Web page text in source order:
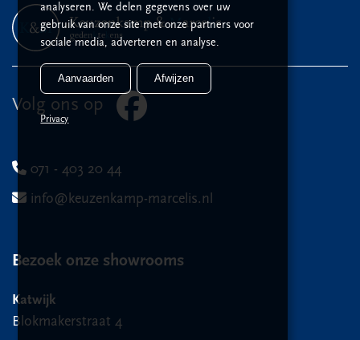
Volg ons op
071 - 403 20 44
info@keuzenkamp-marcelis.nl
Bezoek onze showrooms
Katwijk
Blokmakerstraat 4
analyseren. We delen gegevens over uw
gebruik van onze site met onze partners voor
sociale media, adverteren en analyse.
Aanvaarden Afwijzen
Privacy